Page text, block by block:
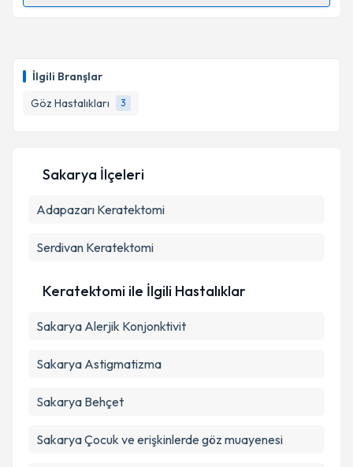
İlgili Branşlar
Göz Hastalıkları
3
bilgilendireceğiz.
E-posta Adresiniz
Kişisel verilerimin işlenmesine ilişkin
kapsamda işlenmesini kabul ediyorum.
Sakarya İlçeleri
Adapazarı Keratektomi
Serdivan Keratektomi
Keratektomi ile İlgili Hastalıklar
Sakarya Alerjik Konjonktivit
Sakarya Astigmatizma
Sakarya Behçet
Sakarya Çocuk ve erişkinlerde göz muayenesi